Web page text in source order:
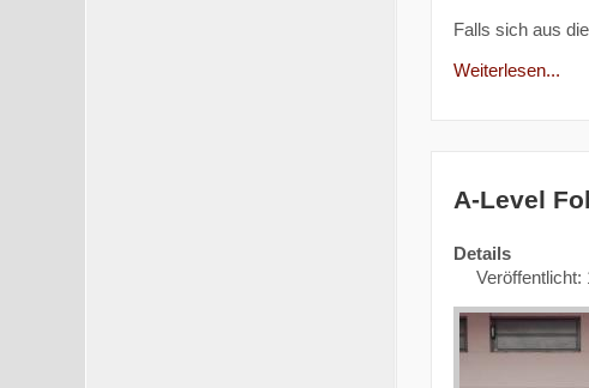
Falls sich aus
Weiterlesen...
A-Level
Details
Veröffentlicht: